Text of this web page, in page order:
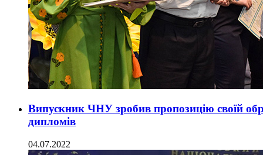
Випускник ЧНУ зробив пропозицію своїй
дипломів
04.07.2022